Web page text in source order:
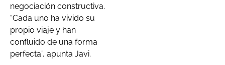
negociación constructiva.
“Cada uno ha vivido su
propio viaje y han
confluido de una forma
perfecta”, apunta Javi.